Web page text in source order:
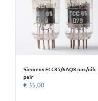
Siemens ECC85/6AQ8 nos/nib
pair
€ 35,00